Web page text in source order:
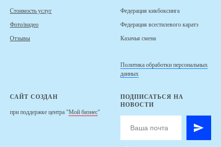
Стоимость услуг
Фото/видео
Отзывы
Федерация кикбоксинга
Федерация всестилевого каратэ
Казачья смена
Политика обработки персональных
данных
САЙТ СОЗДАН
при поддержке центра "Мой бизнес"
ПОДПИСАТЬСЯ НА
НОВОСТИ